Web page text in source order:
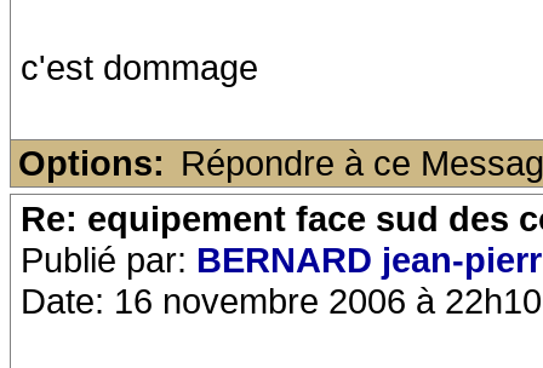
c'est dommage
Options: Répondre à ce
Re: equipement face sud des
Publié par: BERNARD jean-
Date: 16 novembre 2006 à 22h10